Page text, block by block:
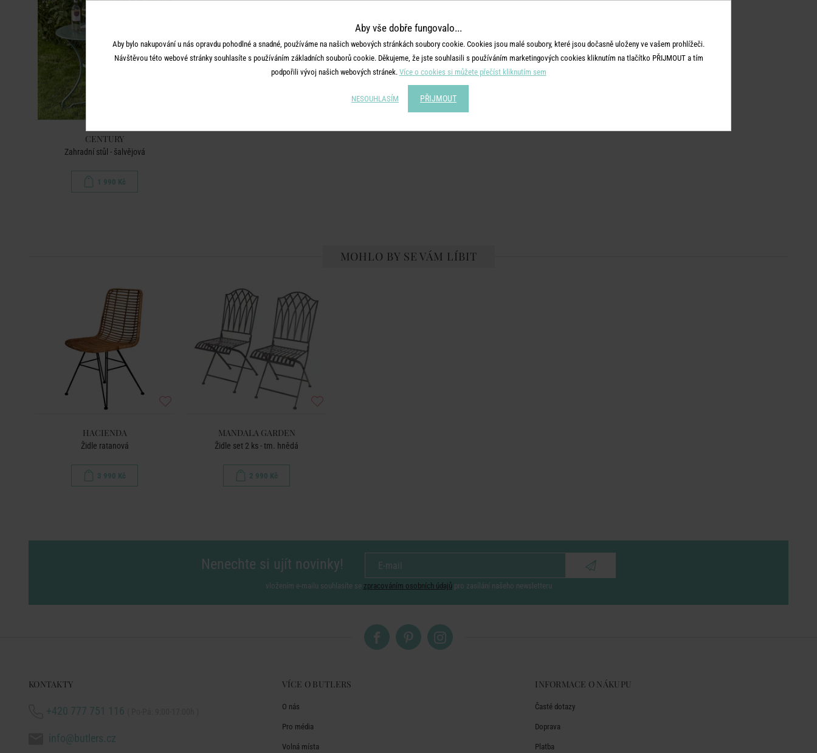
CENTURY
Zahradní stůl - šalvějová
1 990 Kč
MOHLO BY SE VÁM LÍBIT
HACIENDA
Židle ratanová
3 990 Kč
MANDALA GARDEN
Židle set 2 ks - tm. hnědá
2 990 Kč
Nenechte si ujít novinky!
vložením e-mailu souhlasíte se zpracováním osobních údajů pro zasílání našeho newsletteru
KONTAKTY
+420 777 751 116
info@butlers.cz
VÍCE O BUTLERS
O nás
Pro média
Volná místa
INFORMACE O NÁKUPU
Časté dotazy
Doprava
Platba
Aby vše dobře fungovalo...
Aby bylo nakupování u nás opravdu pohodlné a snadné, používáme na našich webových stránkách soubory cookie. Cookies jsou malé soubory, které jsou dočasně uloženy ve vašem prohlížeči.
Návštěvou této webové stránky souhlasíte s používáním základních souborů cookie. Děkujeme, že jste souhlasili s používáním marketingových cookies kliknutím na tlačítko PŘIJMOUT a tím
podpořili vývoj našich webových stránek. Více o cookies si můžete přečíst kliknutím sem
NESOUHLASÍM PŘIJMOUT